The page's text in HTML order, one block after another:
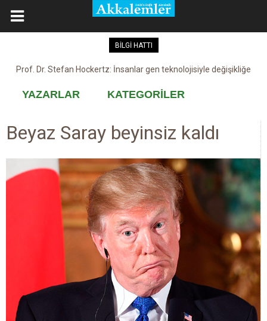
BİLGİ HATTI
Prof. Dr. Stefan Hockertz: İnsanlar gen teknolojisiyle değişikliğe
Kovid-19 aşısı, devşirme ve kobay!
YAZARLAR KATEGORİLER
Beyaz Saray beyinsiz kaldı